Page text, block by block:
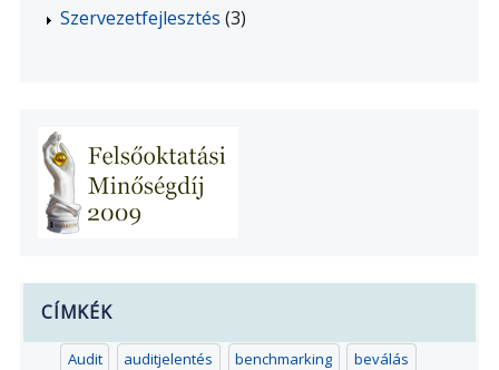
Szervezetfejlesztés (3)
CÍMKÉK
Audit auditjelentés benchmarking
beválás